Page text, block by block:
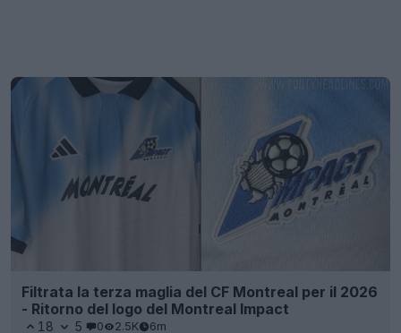
Filtrata la terza maglia del CF Montreal per il 2026
- Ritorno del logo del Montreal Impact
18 5 0 2.5K 6m